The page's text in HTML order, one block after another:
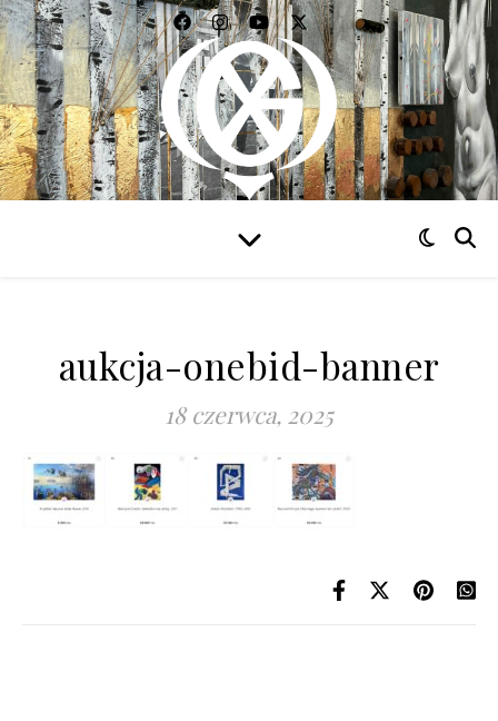
WIDZIEĆ WSZYSTKO
aukcja-onebid-banner
18 czerwca, 2025